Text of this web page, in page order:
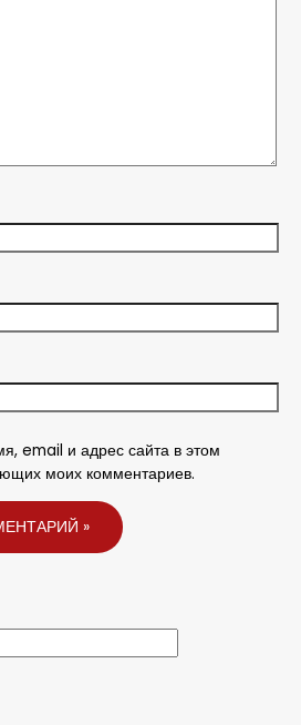
email и адрес сайта в этом
моих комментариев.